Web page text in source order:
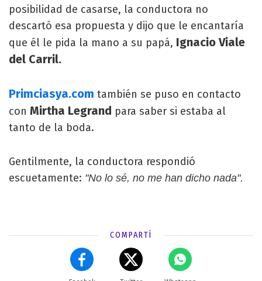
posibilidad de casarse, la conductora no
descartó esa propuesta y dijo que le encantaría
que él le pida la mano a su papá, Ignacio Viale
del Carril.
Primciasya.com también se puso en contacto
con Mirtha Legrand para saber si estaba al
tanto de la boda.
Gentilmente, la conductora respondió
escuetamente: "No lo sé, no me han dicho nada".
COMPARTÍ